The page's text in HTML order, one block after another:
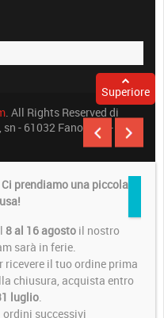
. All Rights Reserved di
- 61032 Fano (PU) -
Superiore
Ci prendiamo una piccola
8 al 16 agosto il nostro
sarà in ferie.
ricevere il tuo ordine prima
chiusura, acquista entro
luglio
ordini successivi